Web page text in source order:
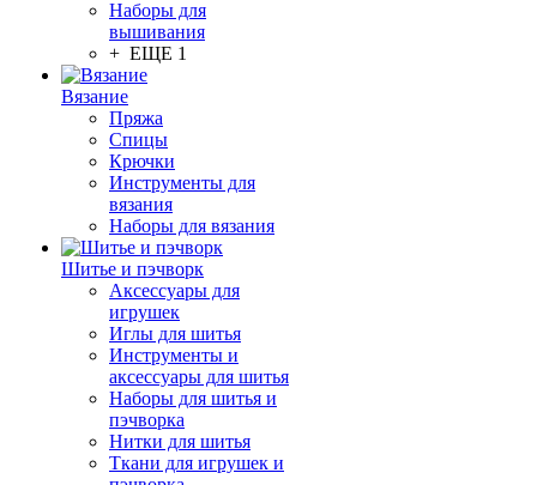
Наборы для
вышивания
+ ЕЩЕ 1
Вязание
Пряжа
Спицы
Крючки
Инструменты для
вязания
Наборы для вязания
Шитье и пэчворк
Аксессуары для
игрушек
Иглы для шитья
Инструменты и
аксессуары для шитья
Наборы для шитья и
пэчворка
Нитки для шитья
Ткани для игрушек и